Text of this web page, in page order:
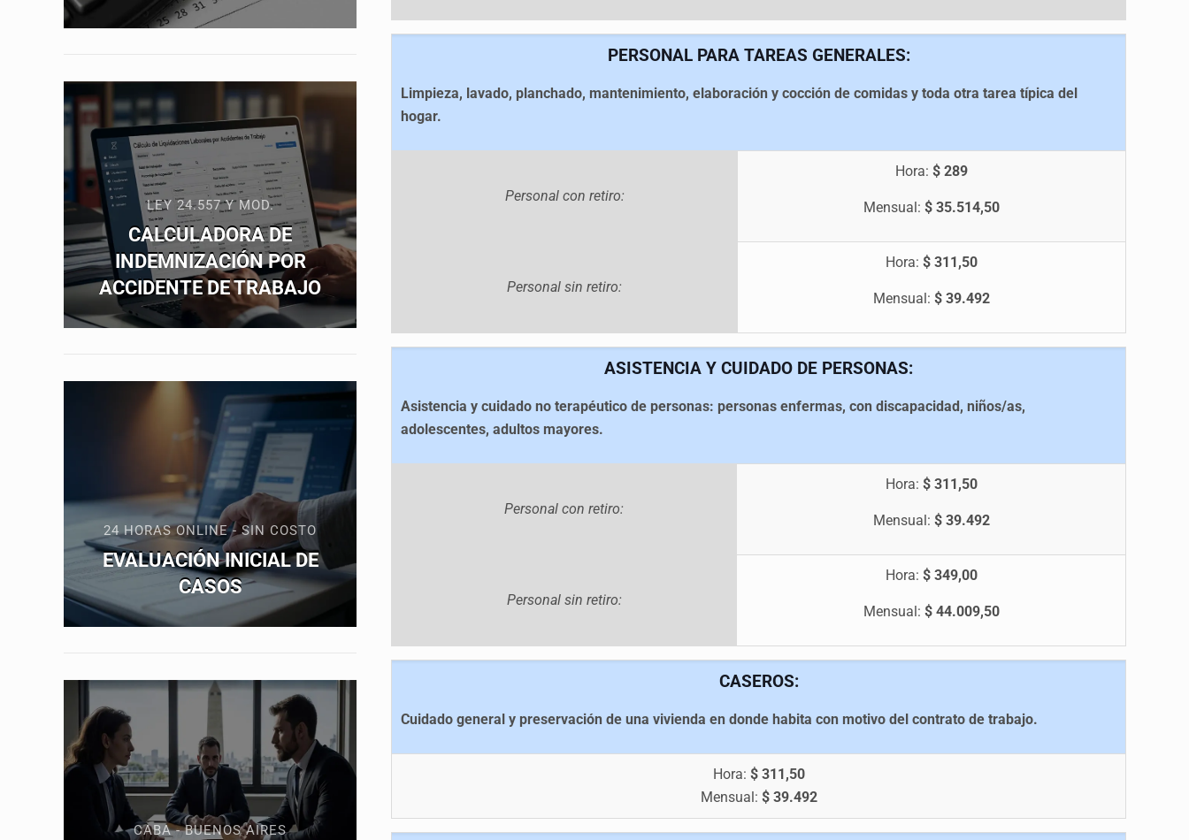
PERSONAL PARA TAREAS GENERALES:
Limpieza, lavado, planchado, mantenimiento, elaboración y cocción de comidas y toda otra tarea típica del
hogar.
Personal con retiro:
Hora:$ 289
Mensual:$ 35.514,50
Personal sin retiro:
Hora:$ 311,50
Mensual:$ 39.492
ASISTENCIA Y CUIDADO DE PERSONAS:
Asistencia y cuidado no terapéutico de personas: personas enfermas, con discapacidad, niños/as,
adolescentes, adultos mayores.
Personal con retiro:
Hora: $ 311,50
Mensual: $ 39.492
Personal sin retiro:
Hora: $ 349,00
Mensual: $ 44.009,50
CASEROS:
Cuidado general y preservación de una vivienda en donde habita con motivo del contrato de trabajo.
Hora: $ 311,50
Mensual: $ 39.492
LEY 24.557 Y MOD.
CALCULADORA DE
INDEMNIZACIÓN POR
ACCIDENTE DE TRABAJO
24 HORAS ONLINE - SIN COSTO
EVALUACIÓN INICIAL DE
CASOS
CABA - BUENOS AIRES